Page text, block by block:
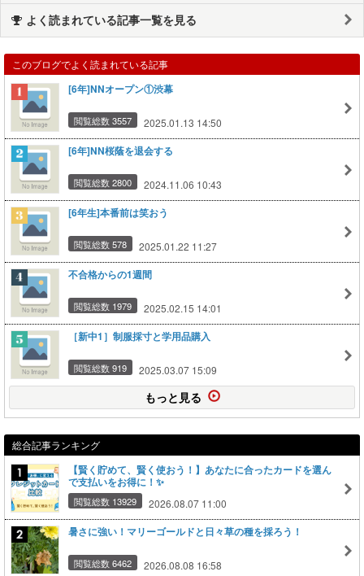
よく読まれている記事一覧を見る
このブログでよく読まれている記事
[6年]NNオープン①渋幕
閲覧総数 3557 2025.01.13 14:50
[6年]NN桜蔭を退会する
閲覧総数 2800 2024.11.06 10:43
[6年生]本番前は笑おう
閲覧総数 578 2025.01.22 11:27
不合格からの1週間
閲覧総数 1979 2025.02.15 14:01
［新中1］制服採寸と学用品購入
閲覧総数 919 2025.03.07 15:09
もっと見る
総合記事ランキング
【賢く貯めて、賢く使おう！】あなたに合ったカードを選ん
で支払いをお得に！✨
閲覧総数 13929 2026.08.07 11:00
暑さに強い！マリーゴールドと日々草の種を採ろう！
閲覧総数 6462 2026.08.08 16:58